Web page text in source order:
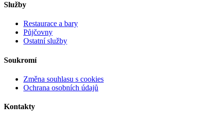
Služby
Restaurace a bary
Půjčovny
Ostatní služby
Soukromí
Změna souhlasu s cookies
Ochrana osobních údajů
Kontakty